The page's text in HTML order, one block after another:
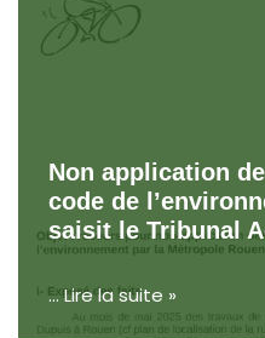
Non application
code de
saisit le Tribunal
…Lire la suite »